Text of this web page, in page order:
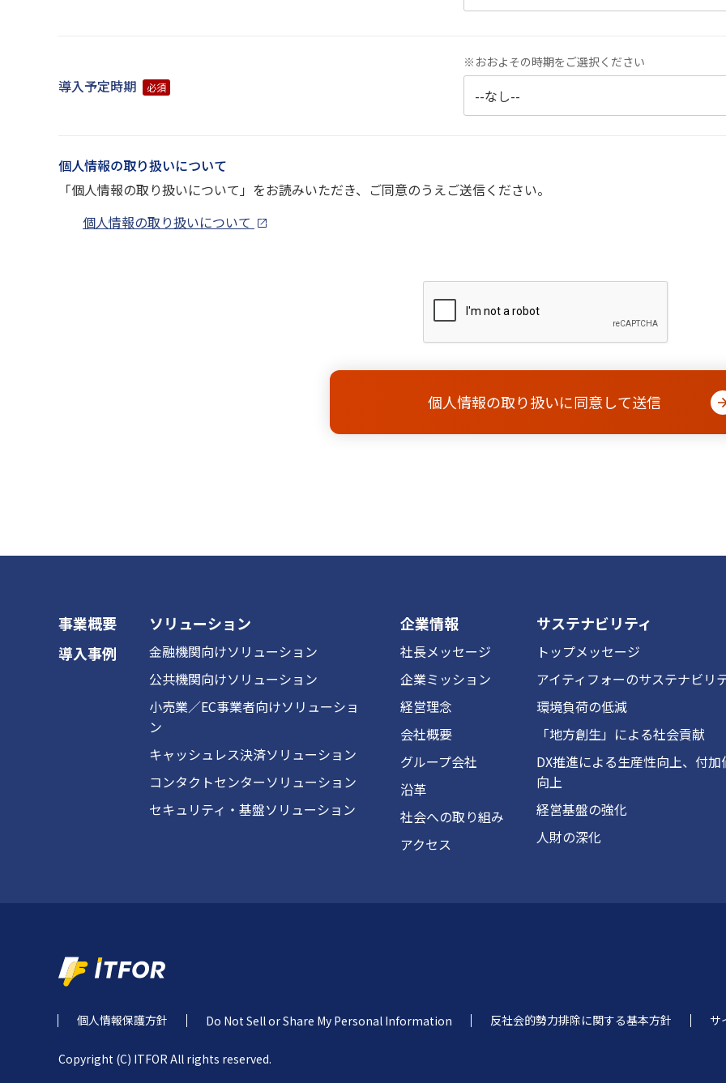
導入予定時期 必須
※おおよその時期をご選択ください
個人情報の取り扱いについて
「個人情報の取り扱いについて」をお読みいただき、ご同意のうえご送信ください。
個人情報の取り扱いについて
事業概要
導入事例
ソリューション
金融機関向けソリューション
公共機関向けソリューション
小売業／EC事業者向けソリューショ
ン
キャッシュレス決済ソリューション
コンタクトセンターソリューション
セキュリティ・基盤ソリューション
企業情報
社長メッセージ
企業ミッション
経営理念
会社概要
グループ会社
沿革
社会への取り組み
アクセス
サステナビリティ
トップメッセージ
アイティフォーのサステナビリ
環境負荷の低減
「地方創生」による社会貢献
DX推進による生産性向上、付加
向上
経営基盤の強化
人財の深化
個人情報保護方針 Do Not Sell or Share My Personal Information 反社会的勢力排除に関する基本方針 サ
Copyright (C) ITFOR All rights reserved.